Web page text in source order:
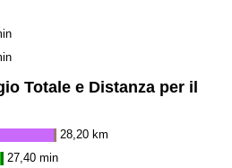
Totale e Distanza per il
28,20 km
27,40 min